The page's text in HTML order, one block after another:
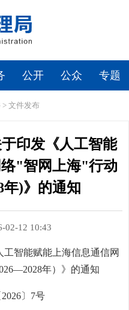
公开 公众 专题
> 文件发布
印发《人工智能
"智网上海"行动
年)》的通知
02-12 10:43
工智能赋能 上海信息通信网
6—2028年）》的通知
2026〕 7号